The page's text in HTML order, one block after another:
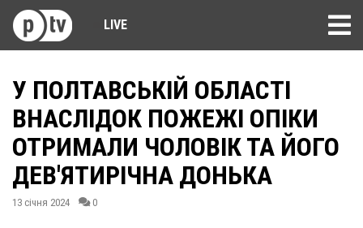
LIVE
У ПОЛТАВСЬКІЙ ОБЛАСТІ
ВНАСЛІДОК ПОЖЕЖІ ОПІКИ
ОТРИМАЛИ ЧОЛОВІК ТА ЙОГО
ДЕВ'ЯТИРІЧНА ДОНЬКА
13 січня 2024 0